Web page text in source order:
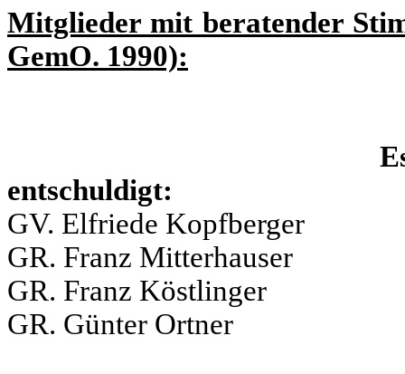
Mitglieder mit beratender
GemO. 1990):
entschuldigt:
GV. Elfriede Kopfberger
GR. Franz Mitterhauser
GR. Franz Köstlinger
GR. Günter Ortner